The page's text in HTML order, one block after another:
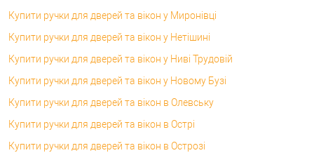
Купити ручки для дверей та вікон у Миронівці
Купити ручки для дверей та вікон у Нетішині
Купити ручки для дверей та вікон у Ниві Трудовій
Купити ручки для дверей та вікон у Новому Бузі
Купити ручки для дверей та вікон в Олевську
Купити ручки для дверей та вікон в Острі
Купити ручки для дверей та вікон в Острозі